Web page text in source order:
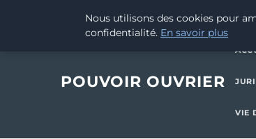
13 AOÛT 2025
POUVOIR OUVRIER
VIE
Nous utilisons des cookies pour
confidentialité. En savoir plus